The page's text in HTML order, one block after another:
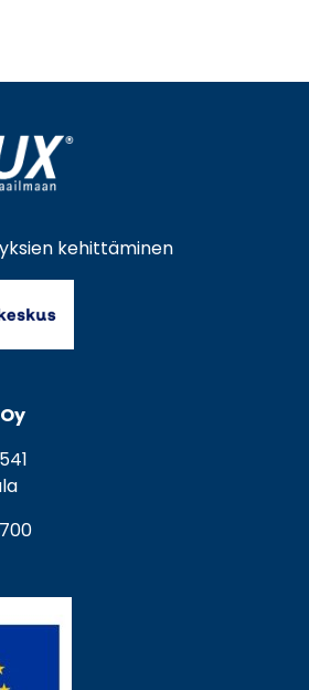
kehittäminen